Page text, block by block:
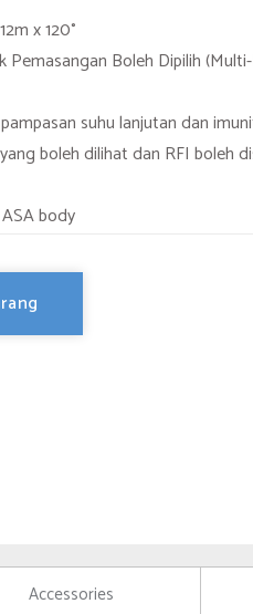
x 120°
Pemasangan Boleh Dipilih
suhu lanjutan dan
boleh dilihat dan RFI boleh
body
Accessories